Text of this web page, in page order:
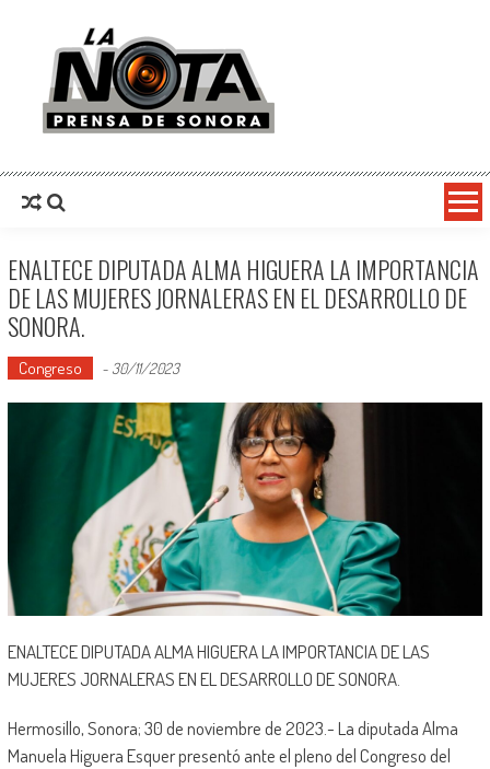
La Nota Prensa De Sonora
ENALTECE DIPUTADA ALMA HIGUERA LA IMPORTANCIA
DE LAS MUJERES JORNALERAS EN EL DESARROLLO DE
SONORA.
Congreso - 30/11/2023
ENALTECE DIPUTADA ALMA HIGUERA LA IMPORTANCIA DE LAS
MUJERES JORNALERAS EN EL DESARROLLO DE SONORA.
Hermosillo, Sonora; 30 de noviembre de 2023.- La diputada Alma
Manuela Higuera Esquer presentó ante el pleno del Congreso del